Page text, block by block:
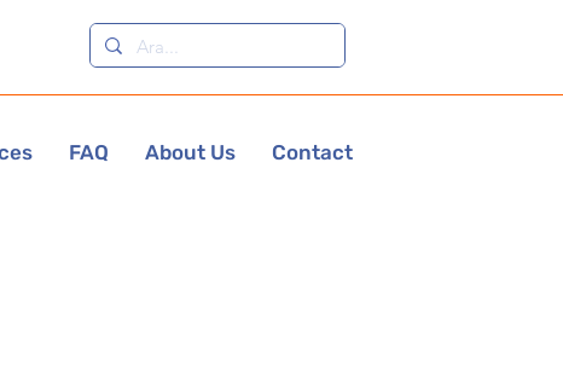
FAQ About Us Contact